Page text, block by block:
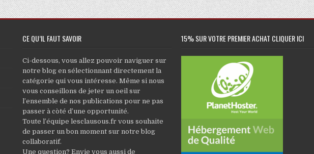
CE QU’IL FAUT SAVOIR
Ci-dessous, vous allez pouvoir naviguer sur
notre blog en sélectionnant directement la
catégorie qui vous intéresse. Même si nous
vous conseillons de jeter un oeil sur
l’ensemble de nos publications pour ne pas
passer à còté d’une opportunité.
Toute l’équipe lesclausous.fr vous souhaite
de passer un bon moment sur notre blog
collaboratif.
Une question? Envie vous aussi de
15% SUR VOTRE PREMIER ACHAT CLIQUER ICI